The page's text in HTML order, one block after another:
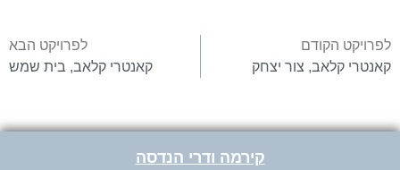
לפרויקט הקודם
קאנטרי קלאב, צור יצחק
לפרויקט הבא
קאנטרי קלאב, בית שמש
קירמה ודרי הנדסה